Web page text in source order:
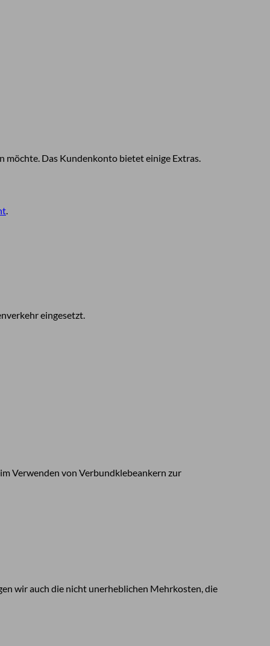
möchte. Das Kundenkonto bietet einige Extras.
eingesetzt.
Verwenden von Verbundklebeankern zur
wir auch die nicht unerheblichen Mehrkosten, die